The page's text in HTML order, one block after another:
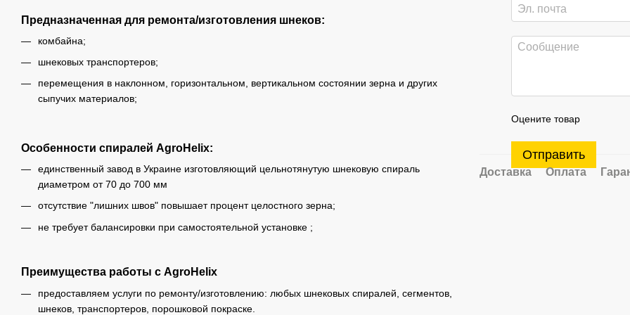
Предназначенная для ремонта/изготовления шнеков:
комбайна;
шнековых транспортеров;
перемещения в наклонном, горизонтальном, вертикальном состоянии зерна и других
сыпучих материалов;
Особенности спиралей AgroHelix:
единственный завод в Украине изготовляющий цельнотянутую шнековую спираль
диаметром от 70 до 700 мм
отсутствие "лишних швов" повышает процент целостного зерна;
не требует балансировки при самостоятельной установке ;
Преимущества работы с AgroHelix
предоставляем услуги по ремонту/изготовлению: любых шнековых спиралей, сегментов,
шнеков, транспортеров, порошковой покраске.
Оцените товар
Отправить
Доставка Оплата